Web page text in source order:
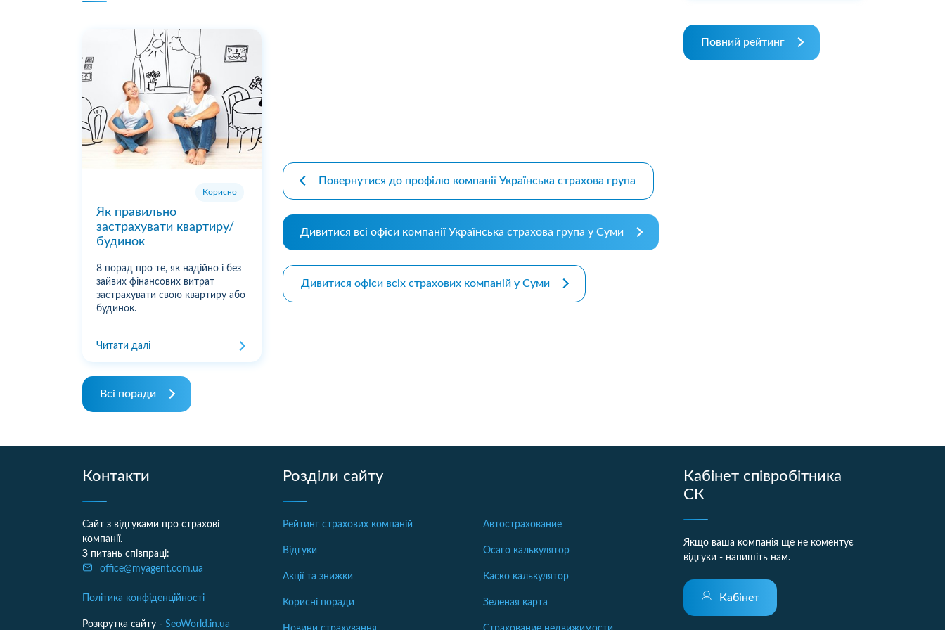
Корисно
Як правильно
застрахувати квартиру/
будинок
8 порад про те, як надійно і без
зайвих фінансових витрат
застрахувати свою квартиру або
будинок.
Читати далі
Всі поради
Повернутися до профілю компанії Українська страхова група
Дивитися всі офіси компанії Українська страхова група у Суми
Дивитися офіси всіх страхових компаній у Суми
Повний рейтинг
Контакти
Сайт з відгуками про страхові
компанії.
З питань співпраці:
office@myagent.com.ua
Політика конфіденційності
Розкрутка сайту - SeoWorld.in.ua
Розділи сайту
Рейтинг страхових компаній
Відгуки
Акції та знижки
Корисні поради
Автострахование
Осаго калькулятор
Каско калькулятор
Зеленая карта
Кабінет співробітника
СК
Якщо ваша компанія ще не коментує
відгуки - напишіть нам.
Кабінет